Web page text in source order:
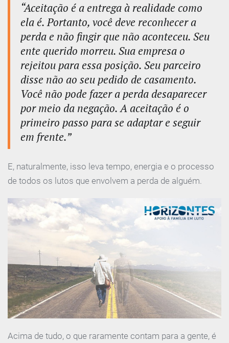
“Aceitação é a entrega à realidade como
ela é. Portanto, você deve reconhecer a
perda e não fingir que não aconteceu. Seu
ente querido morreu. Sua empresa o
rejeitou para essa posição. Seu parceiro
disse não ao seu pedido de casamento.
Você não pode fazer a perda desaparecer
por meio da negação. A aceitação é o
primeiro passo para se adaptar e seguir
em frente.”
E, naturalmente, isso leva tempo, energia e o processo
de todos os lutos que envolvem a perda de alguém.
Acima de tudo, o que raramente contam para a gente, é